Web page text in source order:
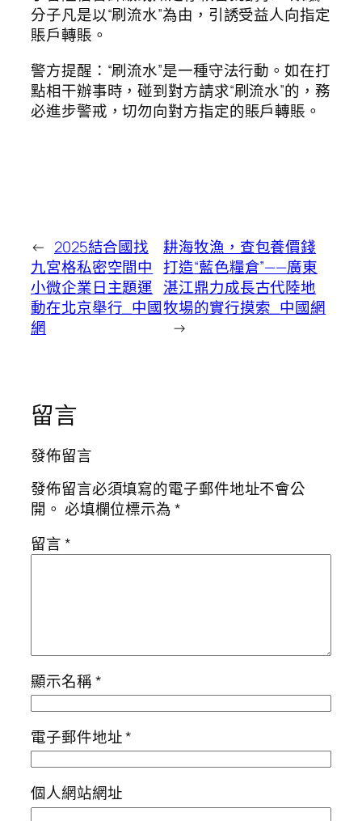
分子凡是以“刷流水”為由，引誘受益人向指定
賬戶轉賬。
警方提醒：“刷流水”是一種守法行動。如在打
點相干辦事時，碰到對方請求“刷流水”的，務
必進步警戒，切勿向對方指定的賬戶轉賬。
← 2025結合國找
九宮格私密空間中
小微企業日主題運
動在北京舉行_中國
網
耕海牧漁，查包養價錢
打造“藍色糧倉”——廣東
湛江鼎力成長古代陸地
牧場的實行摸索_中國網
→
留言
發佈留言
發佈留言必須填寫的電子郵件地址不會公
開。 必填欄位標示為*
留言*
顯示名稱*
電子郵件地址*
個人網站網址